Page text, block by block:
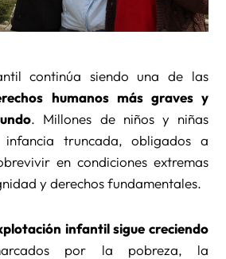
continúa siendo una de las
humanos más graves y
. Millones de niños y niñas
infancia truncada, obligados a
en condiciones extremas
y derechos fundamentales.
infantil sigue creciendo
por la pobreza, la